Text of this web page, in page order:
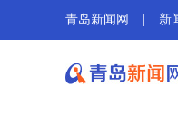
青岛新闻网 新